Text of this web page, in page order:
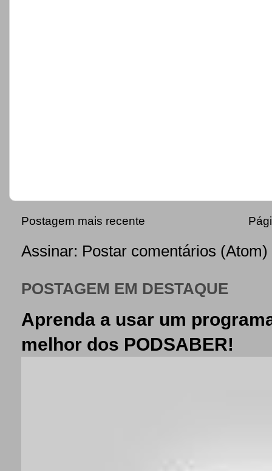
Postagem mais recente
Assinar: Postar comentários (Atom)
POSTAGEM EM DESTAQUE
Aprenda a usar um
melhor dos PODSABER!